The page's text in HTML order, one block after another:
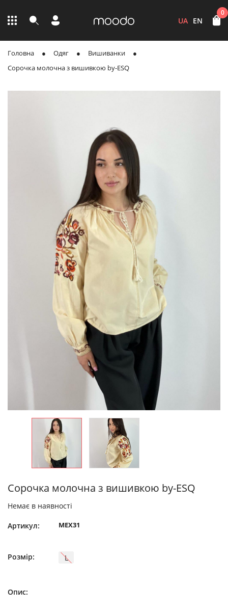
UA EN
0
Головна Одяг
Вишиванки
Сорочка молочна з вишивкою by-ESQ
Сорочка молочна з вишивкою by-ESQ
Немає в наявності
Артикул: MEX31
Розмір: L
Опис: